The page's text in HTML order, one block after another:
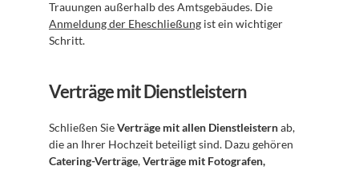
Anmeldung der Eheschließung ist ein wichtiger
Schritt.
Verträge mit Dienstleistern
Schließen Sie Verträge mit allen Dienstleistern ab,
Catering-Verträge, Verträge mit Fotografen,